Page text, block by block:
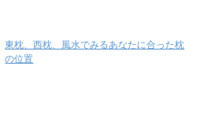
東枕、西枕、風水でみるあなたに合った枕
の位置